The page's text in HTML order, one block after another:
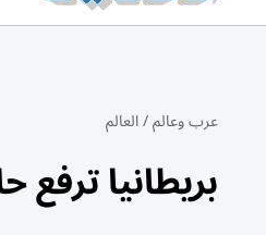
عرب وعالم/العالم
بريطانيا